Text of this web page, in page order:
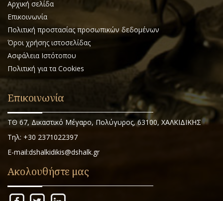
Αρχική σελίδα
Επικοινωνία
Πολιτική προστασίας προσωπικών δεδομένων
Όροι χρήσης ιστοσελίδας
Ασφάλεια Ιστότοπου
Πολιτική για τα Cookies
Επικοινωνία
ΤΘ 67, Δικαστικό Μέγαρο, Πολύγυρος, 63100, ΧΑΛΚΙΔΙΚΗΣ
Τηλ: +30 2371022397
E-mail:dshalkidikis@dshalk.gr
Ακολουθήστε μας